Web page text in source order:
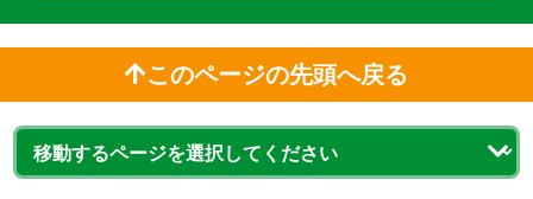
このページの先頭へ戻る